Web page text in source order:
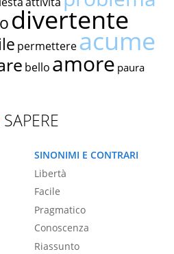
divertente
permettereacume
bello amore paura
SAPERE
SINONIMI E CONTRARI
Libertà
Facile
Pragmatico
Conoscenza
Riassunto